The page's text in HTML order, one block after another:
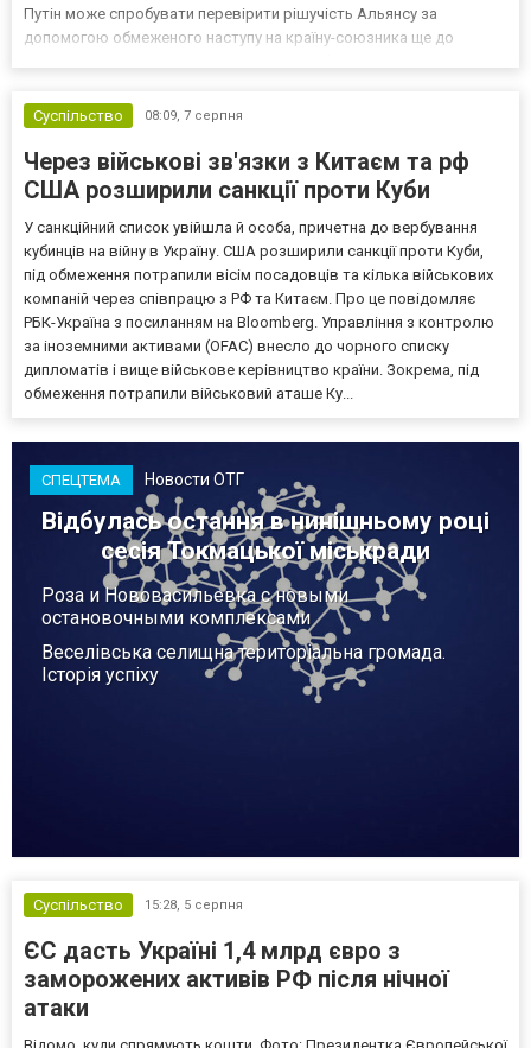
Путін може спробувати перевірити рішучість Альянсу за
допомогою обмеженого наступу на країну-союзника ще до
Суспільство
08:09, 7 серпня
Через військові зв'язки з Китаєм та рф
США розширили санкції проти Куби
У санкційний список увійшла й особа, причетна до вербування
кубинців на війну в Україну. США розширили санкції проти Куби,
під обмеження потрапили вісім посадовців та кілька військових
компаній через співпрацю з РФ та Китаєм. Про це повідомляє
РБК-Україна з посиланням на Bloomberg. Управління з контролю
за іноземними активами (OFAC) внесло до чорного списку
дипломатів і вище військове керівництво країни. Зокрема, під
обмеження потрапили військовий аташе Ку...
СПЕЦТЕМА Новости ОТГ
Відбулась остання в нинішньому році
сесія Токмацької міськради
Роза и Нововасильевка с новыми
остановочными комплексами
Веселівська селищна територіальна громада.
Історія успіху
Суспільство 15:28, 5 серпня
ЄС дасть Україні 1,4 млрд євро з
заморожених активів РФ після нічної
атаки